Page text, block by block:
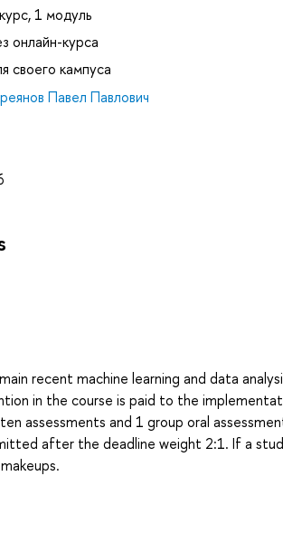
1 модуль
онлайн-курса
своего кампуса
Павел Павлович
recent machine learning and data
in the course is paid to the
assessments and 1 group oral
after the deadline weight 2:1. If a